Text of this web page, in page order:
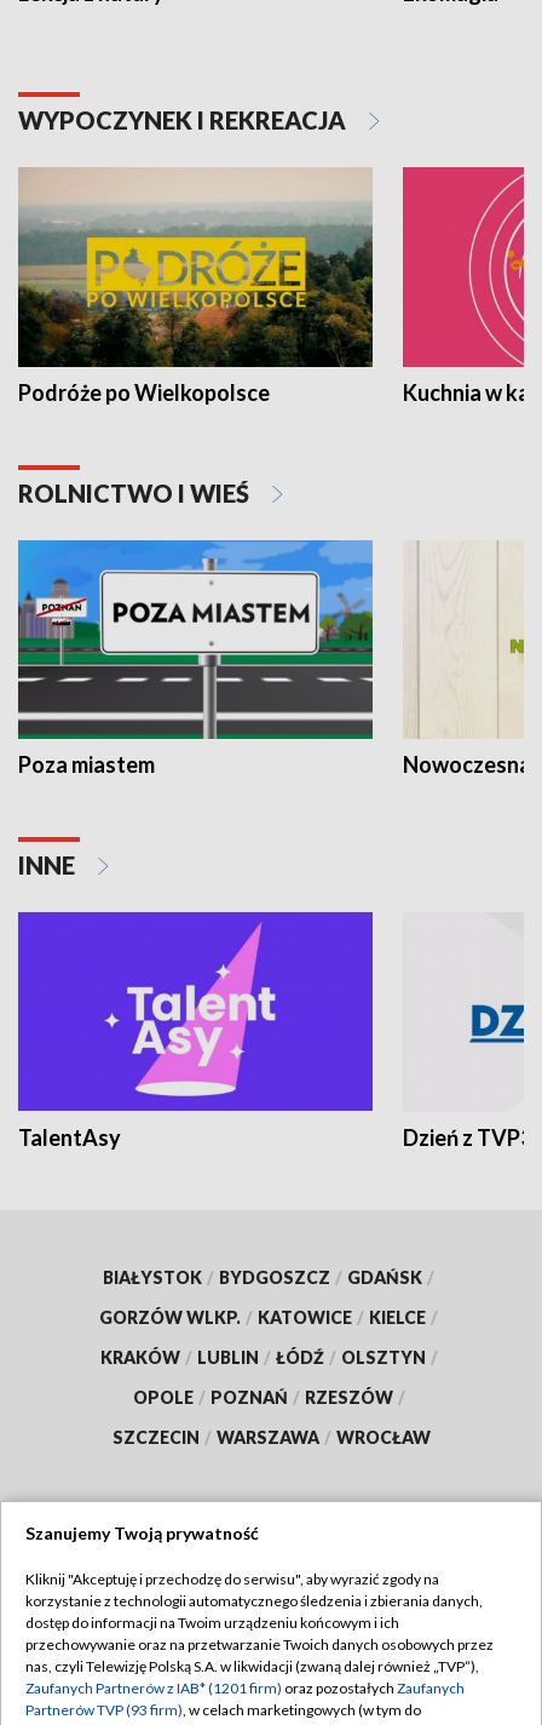
WYPOCZYNEK I REKREACJA
Podróże po Wielkopolsce Kuchnia w
ROLNICTWO I WIEŚ
Poza miastem Nowoczesna
INNE
TalentAsy Dzień z TVP3
BIAŁYSTOK / BYDGOSZCZ / GDAŃSK /
GORZÓW WLKP. / KATOWICE / KIELCE /
KRAKÓW / LUBLIN / ŁÓDŹ / OLSZTYN /
OPOLE / POZNAŃ / RZESZÓW /
SZCZECIN / WARSZAWA / WROCŁAW
TVP
Abonament TVP
Emisja w TVP
Regulamin TVP
Polityka prywatności
Szanujemy Twoją prywatność
Kliknij "Akceptuję i przechodzę do serwisu", aby wyrazić zgody na
korzystanie z technologii automatycznego śledzenia i zbierania danych,
dostęp do informacji na Twoim urządzeniu końcowym i ich
przechowywanie oraz na przetwarzanie Twoich danych osobowych przez
nas, czyli Telewizję Polską S.A. w likwidacji (zwaną dalej również „TVP”),
Zaufanych Partnerów z IAB* (1201 firm) oraz pozostałych Zaufanych
Partnerów TVP (93 firm), w celach marketingowych (w tym do